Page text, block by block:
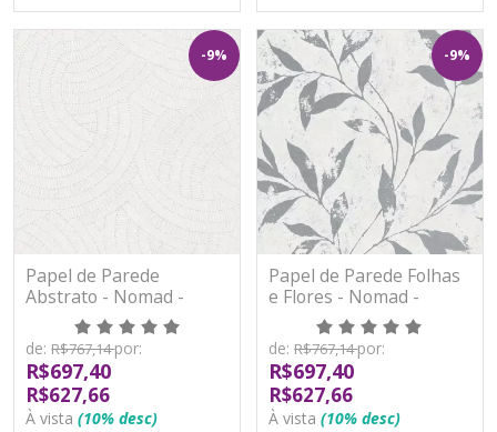
-9%
Papel de Parede
Abstrato - Nomad -
A48101 - Vinílico
de: R$767,14por:
R$697,40
R$627,66
À vista (10% desc)
-9%
Papel de Parede Folhas
e Flores - Nomad -
A48301 - Vinílico
de: R$767,14por:
R$697,40
R$627,66
À vista (10% desc)